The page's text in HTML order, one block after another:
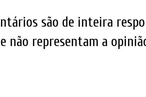
são de inteira
não representam a